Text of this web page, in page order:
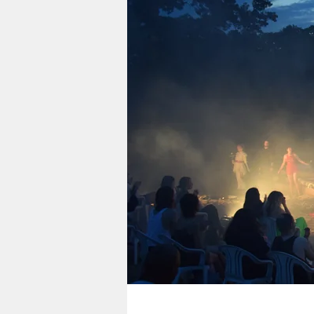
veranstaltungen
fragen & hilfe
unterstützen
abo
genossenschaft